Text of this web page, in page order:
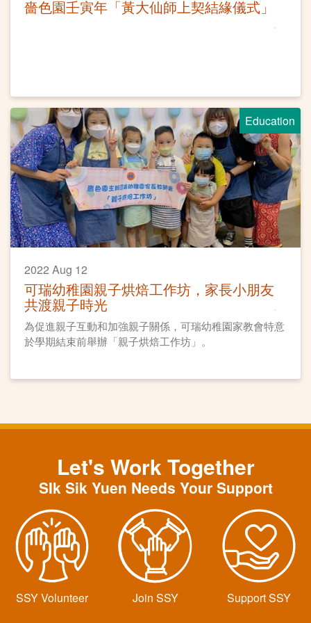
嗇色園壬寅年「黃大仙師上契結緣儀式」
Education
2022 Aug 12
可瑞幼稚園親子烘焙工作坊，家長小朋友
共渡親子時光
為促進親子互動和加強親子關係，可瑞幼稚園家教會特意
於學期結束前舉辦「親子烘焙工作坊」。
Let's Work Together
SIk Sik Yuen Needs Your Support
SSY Volunteer Join SSY Support SSY